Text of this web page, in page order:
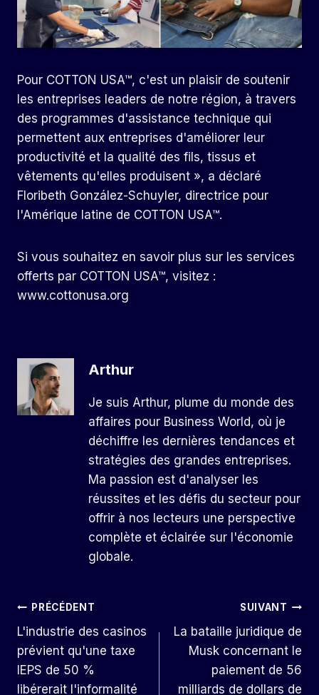
Pour COTTON USA™, c'est un plaisir de soutenir
les entreprises leaders de notre région, à travers
des programmes d'assistance technique qui
permettent aux entreprises d'améliorer leur
productivité et la qualité des fils, tissus et
vêtements qu'elles produisent », a déclaré
Floribeth González-Schuyler, directrice pour
l'Amérique latine de COTTON USA™.
Si vous souhaitez en savoir plus sur les services
offerts par COTTON USA™, visitez :
www.cottonusa.org
Arthur
Je suis Arthur, plume du monde des
affaires pour Business World, où je
déchiffre les dernières tendances et
stratégies des grandes entreprises.
Ma passion est d'analyser les
réussites et les défis du secteur pour
offrir à nos lecteurs une perspective
complète et éclairée sur l'économie
globale.
Navigation
De
L’article
PRÉCÉDENT
L'industrie des casinos
prévient qu'une taxe
IEPS de 50 %
libérerait l'informalité
SUIVANT
La bataille juridique de
Musk concernant le
paiement de 56
milliards de dollars de